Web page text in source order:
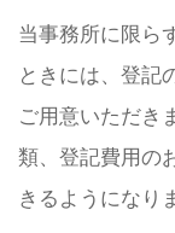
当事務所に限ら
ときには、登記
ご用意いただき
類、登記費用の
きるようになり